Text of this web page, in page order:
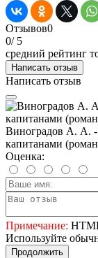
Отзывов0
0/ 5
средний рейтинг
Написать отзыв
Написать отзыв
Виноградов А. А. -
капитанами
Оценка:
Примечание:
Используйте
Продолжить